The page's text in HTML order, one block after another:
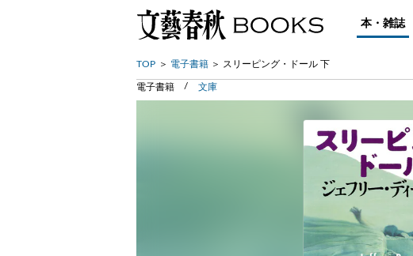
本・雑誌
TOP 電子書籍 スリーピング・ドール 下
電子書籍 文庫